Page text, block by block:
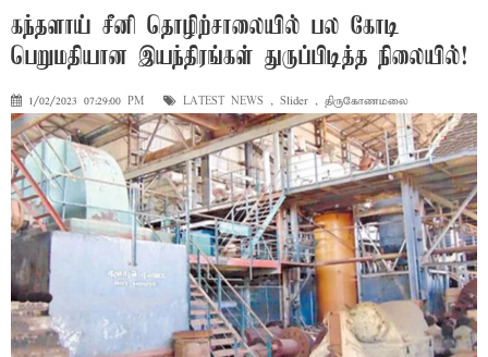
கந்தளாய் சீனி தொழிற்சாலையில் பல கோடி
பெறுமதியான இயந்திரங்கள் துருப்பிடித்த நிலையில்!
1/02/2023 07:29:00 PM LATEST NEWS , Slider , திருகோணமலை